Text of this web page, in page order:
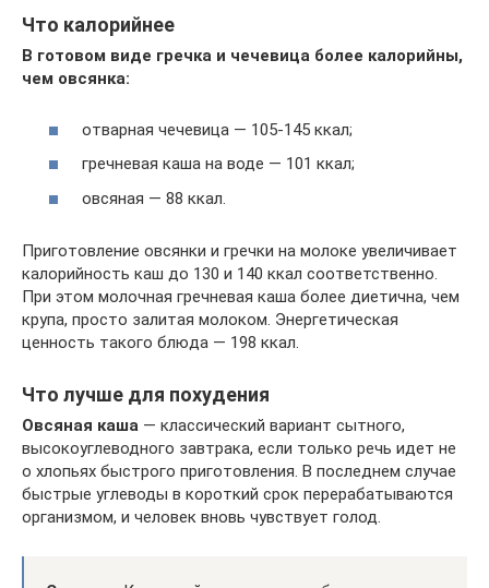
Что калорийнее
В готовом виде гречка и чечевица более калорийны,
чем овсянка:
отварная чечевица — 105-145 ккал;
гречневая каша на воде — 101 ккал;
овсяная — 88 ккал.
Приготовление овсянки и гречки на молоке увеличивает
калорийность каш до 130 и 140 ккал соответственно.
При этом молочная гречневая каша более диетична, чем
крупа, просто залитая молоком. Энергетическая
ценность такого блюда — 198 ккал.
Что лучше для похудения
Овсяная каша — классический вариант сытного,
высокоуглеводного завтрака, если только речь идет не
о хлопьях быстрого приготовления. В последнем случае
быстрые углеводы в короткий срок перерабатываются
организмом, и человек вновь чувствует голод.